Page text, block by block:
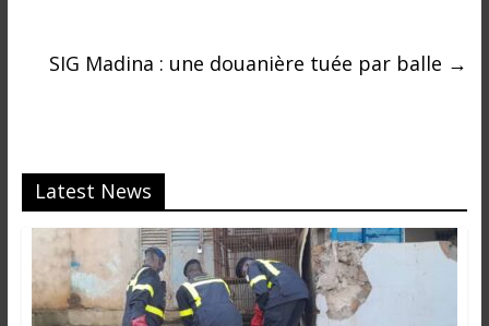
SIG Madina : une douanière tuée par balle →
Latest News